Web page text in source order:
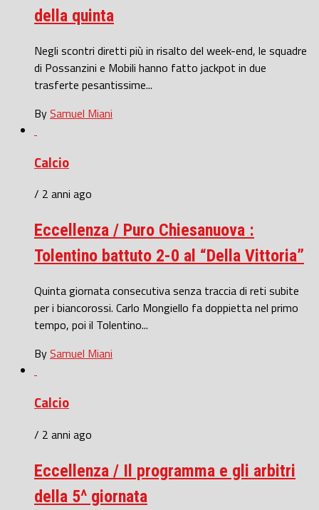
della quinta
Negli scontri diretti più in risalto del week-end, le squadre
di Possanzini e Mobili hanno fatto jackpot in due
trasferte pesantissime...
BySamuel Miani
Calcio
/ 2 anni ago
Eccellenza / Puro Chiesanuova :
Tolentino battuto 2-0 al “Della Vittoria”
Quinta giornata consecutiva senza traccia di reti subite
per i biancorossi. Carlo Mongiello fa doppietta nel primo
tempo, poi il Tolentino...
BySamuel Miani
Calcio
/ 2 anni ago
Eccellenza / Il programma e gli arbitri
della 5^ giornata